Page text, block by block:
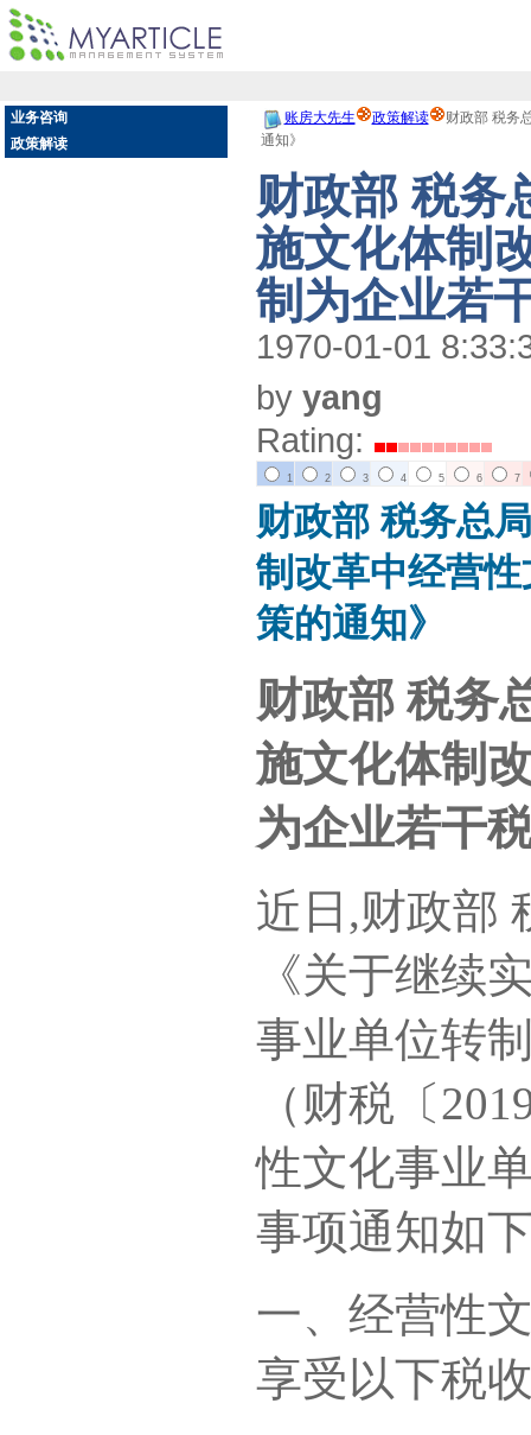
业务咨询
政策解读
账房大先生 政策解读
财政部 税务
通知》
财政部 税务
施文化体制
制为企业若
1970-01-01
by yang
Rating:
1 2 3 4 5 6 7
财政部 税务总
制改革中经营
策的通知》
财政部 税务
施文化体制
为企业若干
近日,财政部
《关于继续
事业单位转
（财税〔
性文化事业
事项通知如
一、经营性
享受以下税